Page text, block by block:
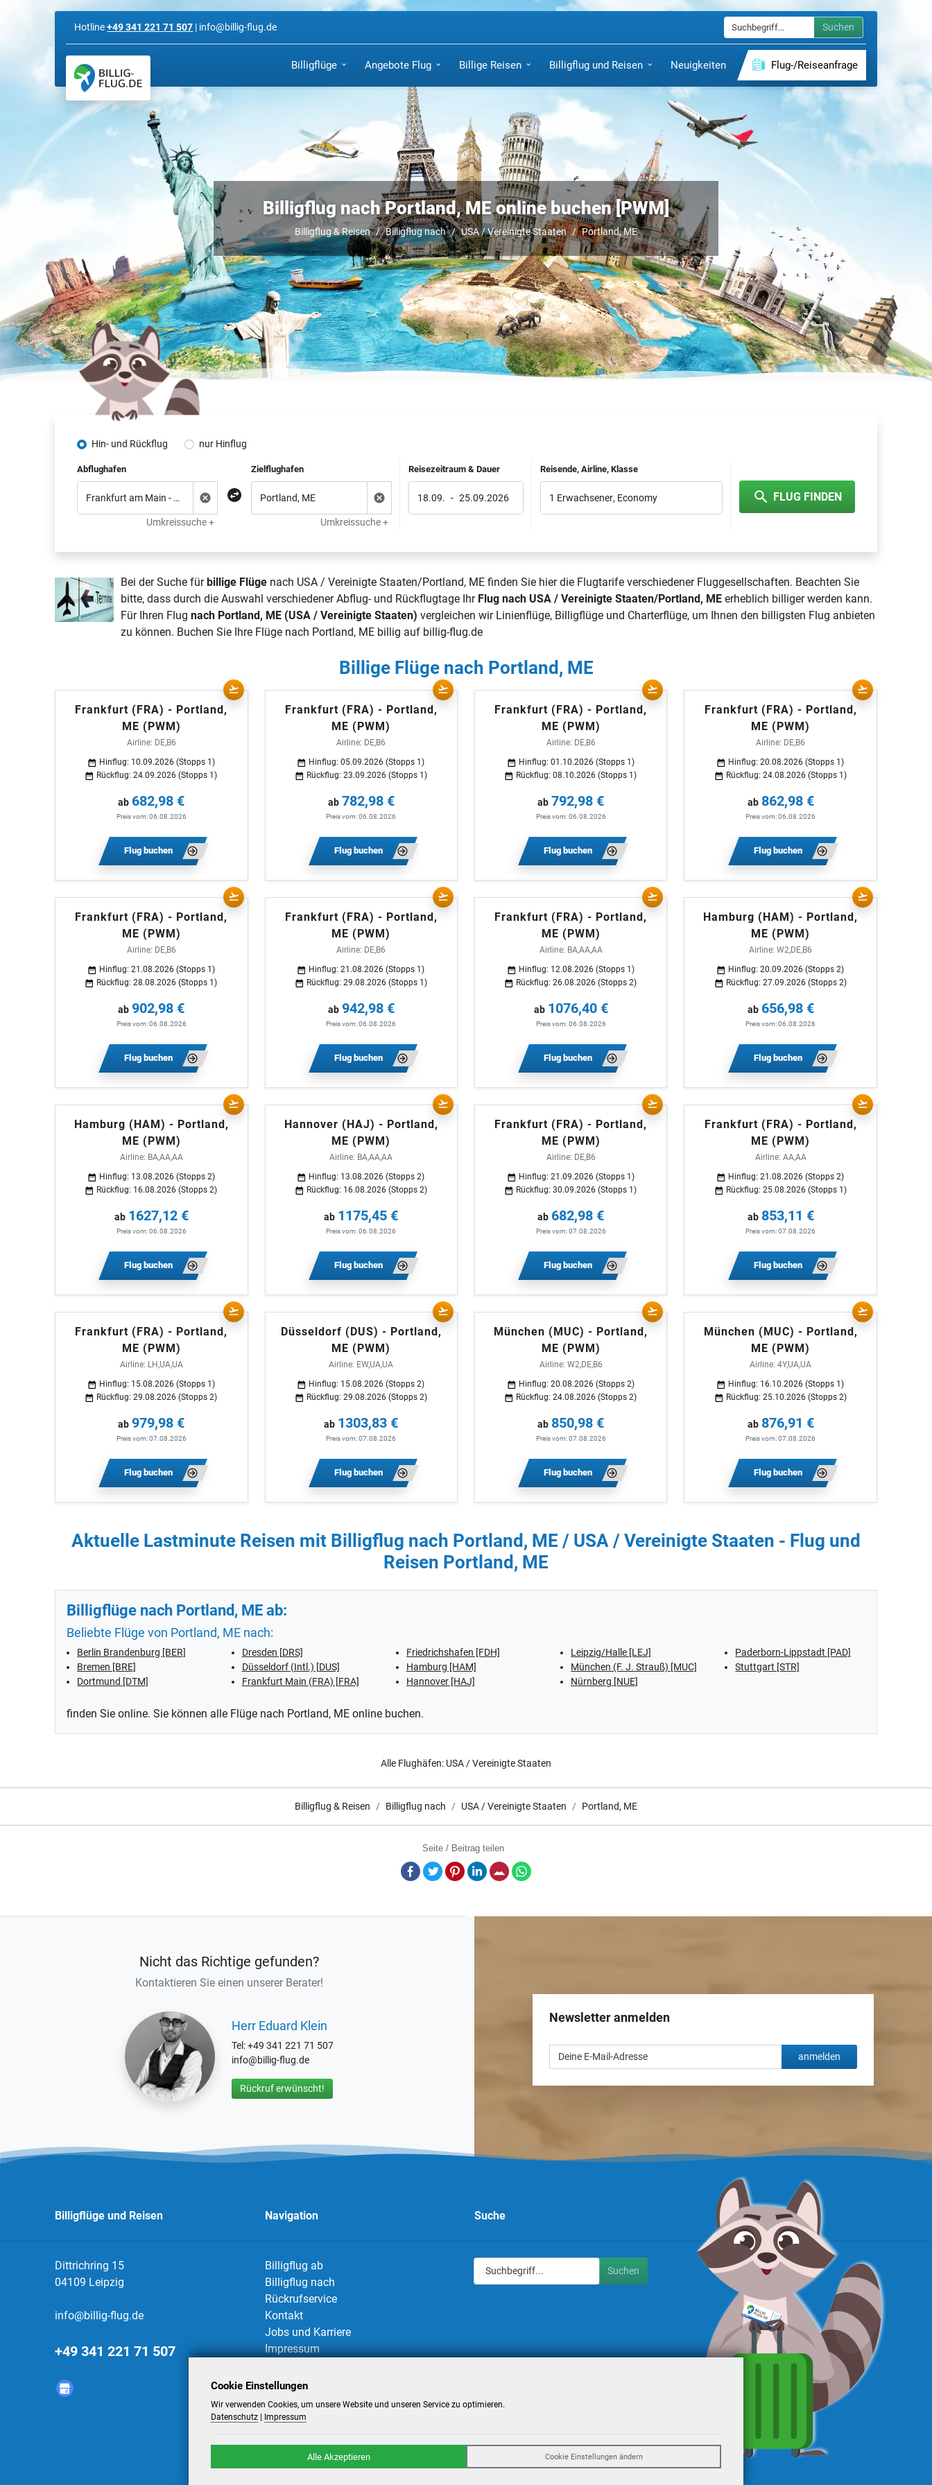
Hotline+49 341 221 71 507 | info@billig-flug.de Suchen
Billigflüge Angebote Flug Billige Reisen Billigflug und Reisen Neuigkeiten Flug-/Reiseanfrage
Billigflug nach Portland, ME online buchen [PWM]
Billigflug & Reisen Billigflug nach USA / Vereinigte Staaten Portland, ME
Hin- und Rückflug nur Hinflug
Abflughafen
Umkreissuche +
Zielflughafen
Umkreissuche +
Reisezeitraum & Dauer
18.09. - 25.09.2026
Reisende, Airline, Klasse
1 Erwachsener, Economy FLUG FINDEN
Bei der Suche fürbillige Flüge nach USA / Vereinigte Staaten/Portland, ME finden Sie hier die Flugtarife verschiedener Fluggesellschaften. Beachten Sie
bitte, dass durch die Auswahl verschiedener Abflug- und Rückflugtage Ihr Flug nach USA / Vereinigte Staaten/Portland, ME erheblich billiger werden kann.
Für Ihren Flugnach Portland, ME (USA / Vereinigte Staaten) vergleichen wir Linienflüge, Billigflüge und Charterflüge, um Ihnen den billigsten Flug anbieten
zu können. Buchen Sie Ihre Flüge nach Portland, ME billig auf billig-flug.de
Billige Flüge nach Portland, ME
Frankfurt (FRA) - Portland,
ME (PWM)
Airline: DE,B6
Hinflug: 10.09.2026 (Stopps 1)
Rückflug: 24.09.2026 (Stopps 1)
ab 682,98 €
Preis vom: 06.08.2026
Flug buchen
Frankfurt (FRA) - Portland,
ME (PWM)
Airline: DE,B6
Hinflug: 05.09.2026 (Stopps 1)
Rückflug: 23.09.2026 (Stopps 1)
ab 782,98 €
Preis vom: 06.08.2026
Flug buchen
Frankfurt (FRA) - Portland,
ME (PWM)
Airline: DE,B6
Hinflug: 01.10.2026 (Stopps 1)
Rückflug: 08.10.2026 (Stopps 1)
ab 792,98 €
Preis vom: 06.08.2026
Flug buchen
Frankfurt (FRA) - Portland,
ME (PWM)
Airline: DE,B6
Hinflug: 20.08.2026 (Stopps 1)
Rückflug: 24.08.2026 (Stopps 1)
ab 862,98 €
Preis vom: 06.08.2026
Flug buchen
Frankfurt (FRA) - Portland,
ME (PWM)
Airline: DE,B6
Hinflug: 21.08.2026 (Stopps 1)
Rückflug: 28.08.2026 (Stopps 1)
ab 902,98 €
Preis vom: 06.08.2026
Flug buchen
Frankfurt (FRA) - Portland,
ME (PWM)
Airline: DE,B6
Hinflug: 21.08.2026 (Stopps 1)
Rückflug: 29.08.2026 (Stopps 1)
ab 942,98 €
Preis vom: 06.08.2026
Flug buchen
Frankfurt (FRA) - Portland,
ME (PWM)
Airline: BA,AA,AA
Hinflug: 12.08.2026 (Stopps 1)
Rückflug: 26.08.2026 (Stopps 2)
ab 1076,40 €
Preis vom: 06.08.2026
Flug buchen
Hamburg (HAM) - Portland,
ME (PWM)
Airline: W2,DE,B6
Hinflug: 20.09.2026 (Stopps 2)
Rückflug: 27.09.2026 (Stopps 2)
ab 656,98 €
Preis vom: 06.08.2026
Flug buchen
Hamburg (HAM) - Portland,
ME (PWM)
Airline: BA,AA,AA
Hinflug: 13.08.2026 (Stopps 2)
Rückflug: 16.08.2026 (Stopps 2)
ab 1627,12 €
Preis vom: 06.08.2026
Flug buchen
Hannover (HAJ) - Portland,
ME (PWM)
Airline: BA,AA,AA
Hinflug: 13.08.2026 (Stopps 2)
Rückflug: 16.08.2026 (Stopps 2)
ab 1175,45 €
Preis vom: 06.08.2026
Flug buchen
Frankfurt (FRA) - Portland,
ME (PWM)
Airline: DE,B6
Hinflug: 21.09.2026 (Stopps 1)
Rückflug: 30.09.2026 (Stopps 1)
ab 682,98 €
Preis vom: 07.08.2026
Flug buchen
Frankfurt (FRA) - Portland,
ME (PWM)
Airline: AA,AA
Hinflug: 21.08.2026 (Stopps 2)
Rückflug: 25.08.2026 (Stopps 1)
ab 853,11 €
Preis vom: 07.08.2026
Flug buchen
Frankfurt (FRA) - Portland,
ME (PWM)
Airline: LH,UA,UA
Hinflug: 15.08.2026 (Stopps 1)
Rückflug: 29.08.2026 (Stopps 2)
ab 979,98 €
Preis vom: 07.08.2026
Flug buchen
Düsseldorf (DUS) - Portland,
ME (PWM)
Airline: EW,UA,UA
Hinflug: 15.08.2026 (Stopps 2)
Rückflug: 29.08.2026 (Stopps 2)
ab 1303,83 €
Preis vom: 07.08.2026
Flug buchen
München (MUC) - Portland,
ME (PWM)
Airline: W2,DE,B6
Hinflug: 20.08.2026 (Stopps 2)
Rückflug: 24.08.2026 (Stopps 2)
ab 850,98 €
Preis vom: 07.08.2026
Flug buchen
München (MUC) - Portland,
ME (PWM)
Airline: 4Y,UA,UA
Hinflug: 16.10.2026 (Stopps 1)
Rückflug: 25.10.2026 (Stopps 2)
ab 876,91 €
Preis vom: 07.08.2026
Flug buchen
Aktuelle Lastminute Reisen mit Billigflug nach Portland, ME / USA / Vereinigte Staaten - Flug und
Reisen Portland, ME
Billigflüge nach Portland, ME ab:
Beliebte Flüge von Portland, ME nach:
Berlin Brandenburg [BER]
Bremen [BRE]
Dortmund [DTM]
Dresden [DRS]
Düsseldorf (Intl.) [DUS]
Frankfurt Main (FRA) [FRA]
Friedrichshafen [FDH]
Hamburg [HAM]
Hannover [HAJ]
Leipzig/Halle [LEJ]
München (F. J. Strauß) [MUC]
Nürnberg [NUE]
Paderborn-Lippstadt [PAD]
Stuttgart [STR]
finden Sie online. Sie können alle Flüge nach Portland, ME online buchen.
Alle Flughäfen: USA / Vereinigte Staaten
Billigflug & Reisen Billigflug nach USA / Vereinigte Staaten Portland, ME
Seite / Beitrag teilen
Facebook
TwitterPinterestLinkedInE-Mail
Nicht das Richtige gefunden?
Kontaktieren Sie einen unserer Berater!
Herr Eduard Klein
Tel: +49 341 221 71 507
info@billig-flug.de
Rückruf erwünscht!
Newsletter anmelden
anmelden
Billigflüge und Reisen
Dittrichring 15
04109 Leipzig
info@billig-flug.de
+49 341 221 71 507
Navigation
Billigflug ab
Billigflug nach
Rückrufservice
Kontakt
Jobs und Karriere
Impressum
AGBs
Datenschutzeinstellungen
Suche
Suchen
Cookie Einstellungen
Wir verwenden Cookies, um unsere Website und unseren Service zu optimieren.
Datenschutz
Impressum
Alle Akzeptieren Cookie Einstellungen ändern